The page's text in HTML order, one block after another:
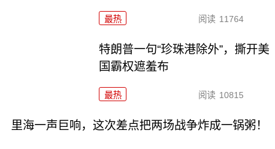
最热 阅读 11764
特朗普一句“珍珠港除外”，撕开美
国霸权遮羞布
最热 阅读 10815
里海一声巨响，这次差点把两场战争炸成一锅粥！